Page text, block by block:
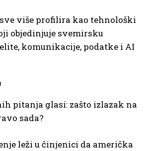
sve više profilira kao tehnološki
objedinjuje svemirsku
komunikacije, podatke i AI
pitanja glasi: zašto izlazak na
sada?
leži u činjenici da američka